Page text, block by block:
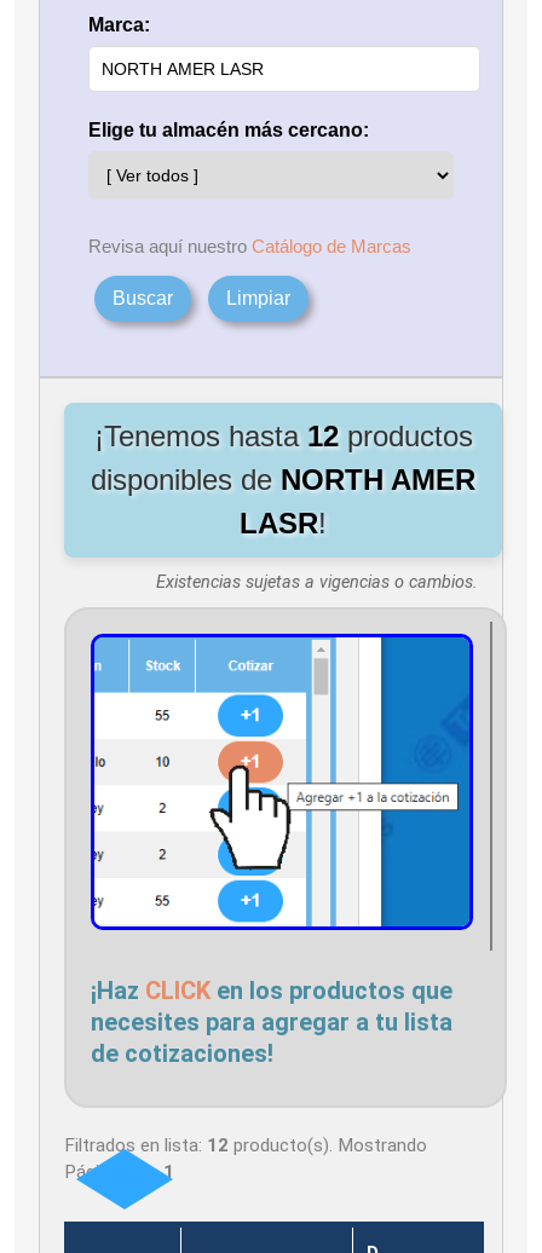
Marca:
Elige tu almacén más cercano:
Revisa aquí nuestro Catálogo de Marcas
Buscar Limpiar
¡Tenemos hasta 12productos
disponibles de NORTH AMER
LASR!
Existencias sujetas a vigencias o cambios.
¡Haz CLICK en los productos que
necesites para agregar a tu lista
de cotizaciones!
Filtrados en lista: 12 producto(s). Mostrando
Página
de1